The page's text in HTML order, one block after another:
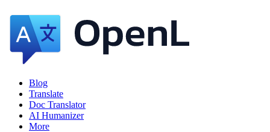
Blog
Translate
Doc Translator
AI Humanizer
More